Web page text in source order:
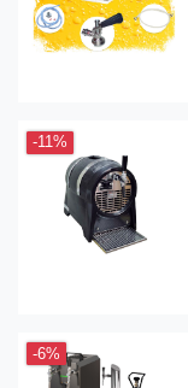
-11%
-6%